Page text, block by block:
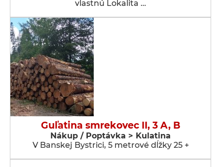
vlastnú Lokalita …
Guľatina smrekovec II, 3 A, B
Nákup / Poptávka > Kulatina
V Banskej Bystrici, 5 metrové dĺžky 25 +